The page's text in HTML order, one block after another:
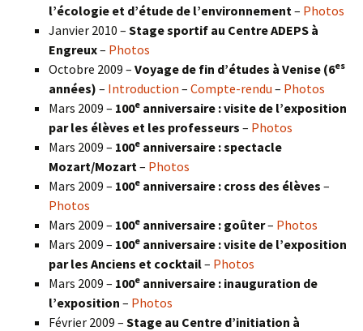
l’écologie et d’étude de l’environnement – Photos
Janvier 2010 – Stage sportif au Centre ADEPS à
Engreux– Photos
Octobre 2009 – Voyage de fin d’études à Venise (6es
années) – Introduction – Compte-rendu – Photos
Mars 2009 – 100e anniversaire : visite de l’exposition
par les élèves et les professeurs – Photos
Mars 2009 – 100e anniversaire : spectacle
Mozart/Mozart – Photos
Mars 2009 – 100e anniversaire : cross des élèves –
Photos
Mars 2009 – 100e anniversaire : goûter– Photos
Mars 2009 – 100e anniversaire : visite de l’exposition
par les Anciens et cocktail– Photos
Mars 2009 – 100e anniversaire : inauguration de
l’exposition – Photos
Février 2009 – Stage au Centre d’initiation à